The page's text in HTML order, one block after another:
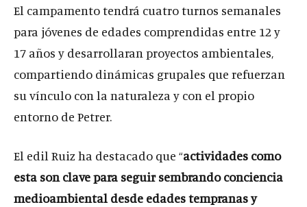
El campamento tendrá cuatro turnos semanales
para jóvenes de edades comprendidas entre 12 y
17 años y desarrollaran proyectos ambientales,
compartiendo dinámicas grupales que refuerzan
su vínculo con la naturaleza y con el propio
entorno de Petrer.
El edil Ruiz ha destacado que “actividades como
esta son clave para seguir sembrando conciencia
medioambiental desde edades tempranas y